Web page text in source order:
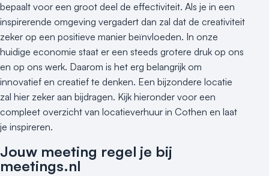
bepaalt voor een groot deel de effectiviteit. Als je in een
inspirerende omgeving vergadert dan zal dat de creativiteit
zeker op een positieve manier beïnvloeden. In onze
huidige economie staat er een steeds grotere druk op ons
en op ons werk. Daarom is het erg belangrijk om
innovatief en creatief te denken. Een bijzondere locatie
zal hier zeker aan bijdragen. Kijk hieronder voor een
compleet overzicht van locatieverhuur in Cothen en laat
je inspireren.
Jouw meeting regel je bij
meetings.nl